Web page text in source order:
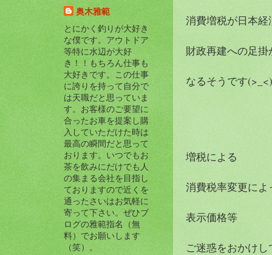
消費増税が日本経
財政再建への足掛
なるそうです(>_<)
増税による
消費税率変更によ
表示価格等
ご迷惑をおかけ
奥木雅範
とにかく釣りが大好き
な僕です。アウトドア
等特に水辺が大好
き！！もちろん仕事も
大好きです。この仕事
に誇りを持って自分で
は天職だと思っていま
す。お客様のご要望に
合ったお車を提案し購
入していただけた時は
最高の瞬間だと思って
おります。いつでもお
茶を飲みにだけでも人
の集まる会社を目指し
ておりますので近くを
通ったさいはお気軽に
寄って下さい。ぜひブ
ログの雅範指名（無
料）でお願いします
（笑）。